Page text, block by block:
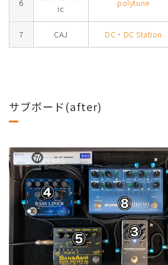
6
ic
polytune
7 CAJ DC・DC Station
サブボード(after)